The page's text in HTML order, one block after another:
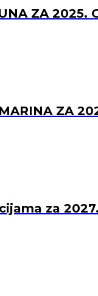
ZA 2025.
ZA
za